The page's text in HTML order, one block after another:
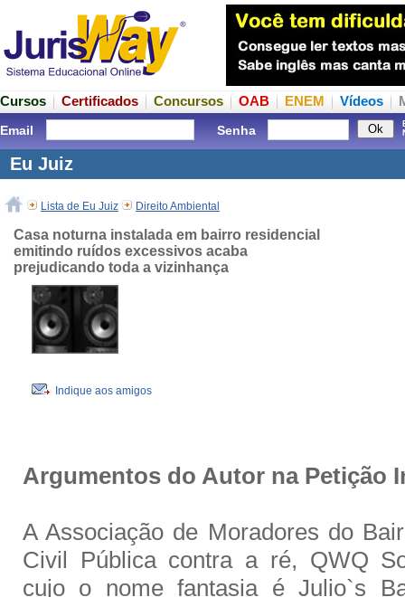
Cursos Certificados Concursos OAB ENEM Vídeos
Email Senha
Eu Juiz
Lista de Eu Juiz Direito Ambiental
Casa noturna instalada em bairro residencial
emitindo ruídos excessivos acaba
prejudicando toda a vizinhança
Indique aos amigos
Argumentos do Autor na Petição
A Associação de Moradores do
Civil Pública contra a ré, QWQ
cujo o nome fantasia é Julio`s